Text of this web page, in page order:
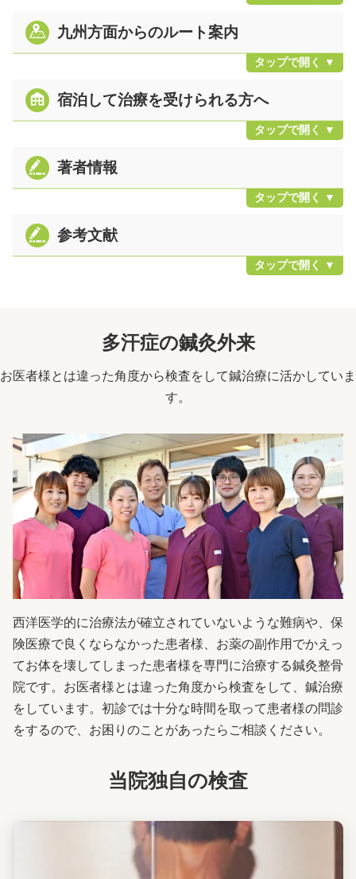
九州方面からのルート案内
宿泊して治療を受けられる方へ
著者情報
参考文献
多汗症の鍼灸外来
お医者様とは違った角度から検査をして鍼治療に活かしていま
す。
西洋医学的に治療法が確立されていないような難病や、保
険医療で良くならなかった患者様、お薬の副作用でかえっ
てお体を壊してしまった患者様を専門に治療する鍼灸整骨
院です。お医者様とは違った角度から検査をして、鍼治療
をしています。初診では十分な時間を取って患者様の問診
をするので、お困りのことがあったらご相談ください。
当院独自の検査